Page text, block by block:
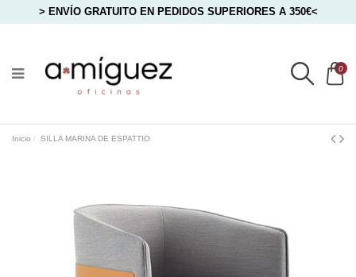
> ENVÍO GRATUITO EN PEDIDOS SUPERIORES A 350€<
0
Inicio SILLA MARINA DE ESPATTIO